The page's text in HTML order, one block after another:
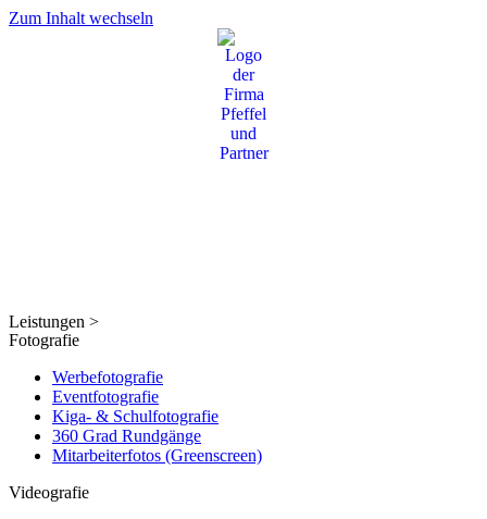
Zum Inhalt wechseln
Leistungen >
Fotografie
Werbefotografie
Eventfotografie
Kiga- & Schulfotografie
360 Grad Rundgänge
Mitarbeiterfotos (Greenscreen)
Videografie